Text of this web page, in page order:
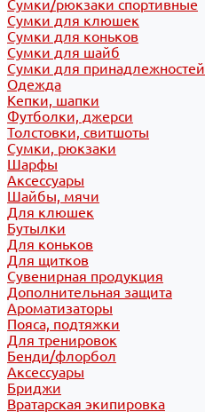
Сумки/рюкзаки спортивные
Сумки для клюшек
Сумки для коньков
Сумки для шайб
Сумки для принадлежностей
Одежда
Кепки, шапки
Футболки, джерси
Толстовки, свитшоты
Сумки, рюкзаки
Шарфы
Аксессуары
Шайбы, мячи
Для клюшек
Бутылки
Для коньков
Для щитков
Сувенирная продукция
Дополнительная защита
Ароматизаторы
Пояса, подтяжки
Для тренировок
Бенди/флорбол
Аксессуары
Бриджи
Вратарская экипировка